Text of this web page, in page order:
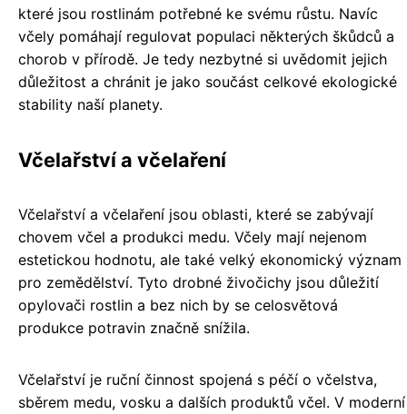
které jsou rostlinám potřebné ke svému růstu. Navíc
včely pomáhají regulovat populaci některých škůdců a
chorob v přírodě. Je tedy nezbytné si uvědomit jejich
důležitost a chránit je jako součást celkové ekologické
stability naší planety.
Včelařství a včelaření
Včelařství a včelaření jsou oblasti, které se zabývají
chovem včel a produkci medu. Včely mají nejenom
estetickou hodnotu, ale také velký ekonomický význam
pro zemědělství. Tyto drobné živočichy jsou důležití
opylovači rostlin a bez nich by se celosvětová
produkce potravin značně snížila.
Včelařství je ruční činnost spojená s péčí o včelstva,
sběrem medu, vosku a dalších produktů včel. V moderní